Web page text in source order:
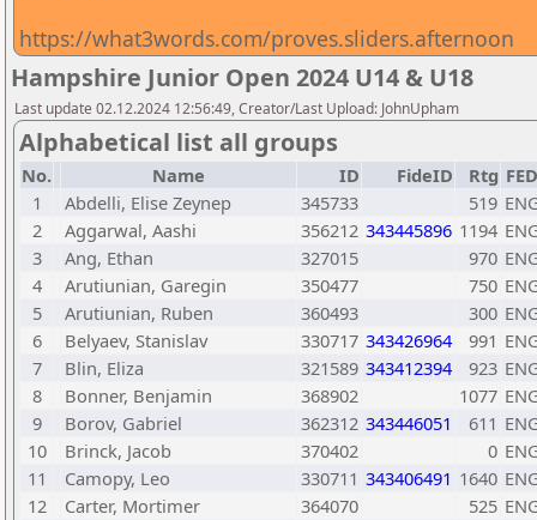
https://what3words.com/proves.sliders.afternoon
Hampshire Junior Open 2024 U14 & U18
Last update 02.12.2024 12:56:49, Creator/Last Upload: JohnUpham
Alphabetical list all groups
No. Name ID FideID Rtg FED
1
Abdelli, Elise Zeynep 345733 519
2
Aggarwal, Aashi 356212 343445896 1194
3
Ang, Ethan 327015 970
4
Arutiunian, Garegin 350477 750
5
Arutiunian, Ruben 360493 300
6
Belyaev, Stanislav 330717 343426964 991
7
Blin, Eliza 321589 343412394 923
8
Bonner, Benjamin 368902 1077
9
Borov, Gabriel 362312 343446051 611
10
Brinck, Jacob 370402 0
11
Camopy, Leo 330711 343406491 1640
12
Carter, Mortimer 364070 525